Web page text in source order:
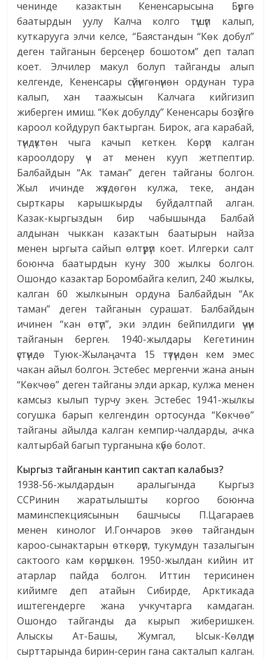
ченинде казактын Кененсарысына Бүргө
баатырдын уулу Калча колго түшүп калып,
куткарууга элчи келсе, “Баястандын “Көк добул”
деген тайганын берсеңер бошотом” деп талап
коет. Элчилер макул болуп тайганды алып
келгенде, Кененсары сүйүнгөнүнөн ордунан тура
калып, хан таажысын Калчага кийгизип
жиберген имиш. “Көк добулду” Кененсары бозүйгө
кароол койдуруп бактырган. Бирок, ага карабай,
түндүктөн чыга качып кеткен. Көрүп калган
кароолдору үч ат менен кууп жетпептир.
Балбайдын “Ак таман” деген тайганы болгон.
Жыл ичинде жүздөгөн кулжа, теке, андан
сырткары карышкырды буйдалтпай алган.
Казак-кыргыздын бир чабышында Балбай
алдынан чыккан казактын баатырын найза
менен ыргыта сайып өлтүрүп коет. Илгерки салт
боюнча баатырдын куну 300 жылкы болгон.
Ошондо казактар Боромбайга келип, 240 жылкы,
калган 60 жылкынын ордуна Балбайдын “Ак
таман” деген тайганын сурашат. Балбайдын
ичинен “кан өтүп”, эки элдин бейпилдиги үчүн
тайганын берген. 1940-жылдары Кегетинин
үстүндө Туюк-Жылаңачта 15 түтүндөн кем эмес
чакан айыл болгон. Эстебес мергенчи жана анын
“Көкчөө” деген тайганы элди аркар, кулжа менен
камсыз кылып турчу экен. Эстебес 1941-жылкы
согушка барып келгендин ортосунда “Көкчөө”
тайганы айылда калган кемпир-чалдарды, ачка
калтырбай багып турганына күбө болот.
Кыргыз тайганын кантип сактап калабыз?
1938-56-жылдардын аралыгында Кыргыз
ССРинин жаратылышты коргоо боюнча
маминспекциясынын башчысы П.Цагараев
менен кинолог И.Гончаров экөө тайгандын
кароо-сынактарын өткөрүп, тукумдун тазалыгын
сактоого кам көрүшкөн. 1950-жылдан кийин ит
атарлар пайда болгон. Иттин терисинен
кийимге деп атайын Сибирде, Арктикада
иштегендерге жана учкучтарга камдаган.
Ошондо тайганды да кырып жиберишкен.
Алыскы Ат-Башы, Жумгал, Ысык-Көлдүн
сырттарында бирин-серин гана сакталып калган.